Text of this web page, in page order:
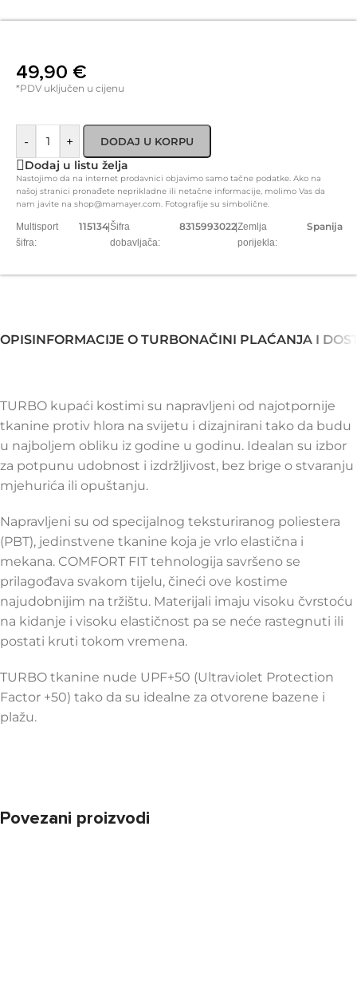
49,90 €
*PDV uključen u cijenu
- + DODAJ U KORPU
Dodaj u listu želja
Nastojimo da na internet prodavnici objavimo samo tačne podatke. Ako na
našoj stranici pronađete neprikladne ili netačne informacije, molimo Vas da
nam javite na shop@mamayer.com. Fotografije su simbolične.
Multisport
šifra:
115134|Šifra
dobavljača:
8315993022|Zemlja
porijekla:
Spanija
OPISINFORMACIJE O TURBONAČINI PLAĆANJA I
TURBO kupaći kostimi su napravljeni od najotpornije
tkanine protiv hlora na svijetu i dizajnirani tako da budu
u najboljem obliku iz godine u godinu. Idealan su izbor
za potpunu udobnost i izdržljivost, bez brige o stvaranju
mjehurića ili opuštanju.
Napravljeni su od specijalnog teksturiranog poliestera
(PBT), jedinstvene tkanine koja je vrlo elastična i
mekana. COMFORT FIT tehnologija savršeno se
prilagođava svakom tijelu, čineći ove kostime
najudobnijim na tržištu. Materijali imaju visoku čvrstoću
na kidanje i visoku elastičnost pa se neće rastegnuti ili
postati kruti tokom vremena.
TURBO tkanine nude UPF+50 (Ultraviolet Protection
Factor +50) tako da su idealne za otvorene bazene i
plažu.
Povezani proizvodi